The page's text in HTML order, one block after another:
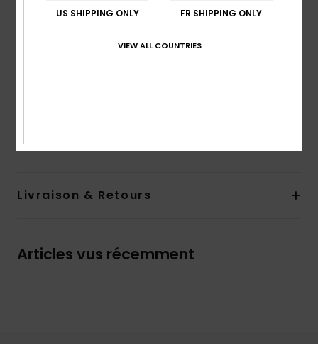
Système de fermeture :
Fermeture par cordon de
19", coupe mi-longue
Traçabilité du produit (Loi Agec)
Livraison & Retours
Articles vus récemment
US SHIPPING ONLY FR SHIPPING ONLY
VIEW ALL COUNTRIES